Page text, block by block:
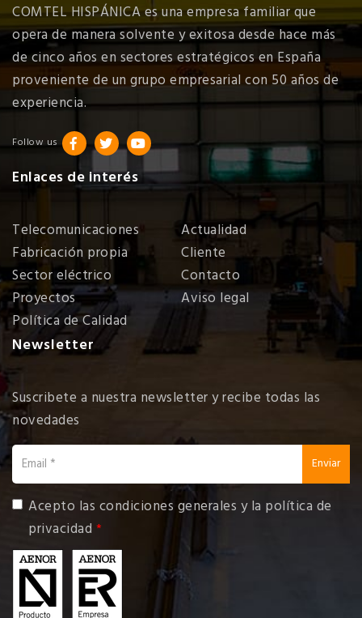
COMTEL HISPÁNICA es una empresa familiar que
opera de manera solvente y exitosa desde hace más
de cinco años en sectores estratégicos en España
proveniente de un grupo empresarial con 50 años de
experiencia.
Follow us
Enlaces de interés
Telecomunicaciones
Actualidad
Fabricación propia
Cliente
Sector eléctrico
Contacto
Proyectos
Aviso legal
Política de Calidad
Newsletter
Suscribete a nuestra newsletter y recibe todas las
novedades
email
Enviar
Acepto las condiciones generales y la política de
privacidad